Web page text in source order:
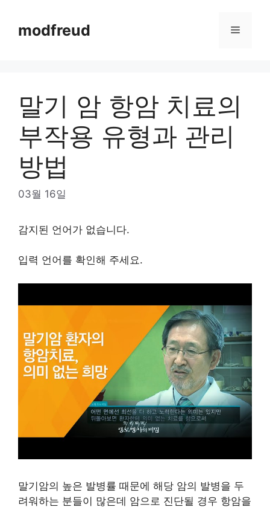
contentmodfreud Menu
말기 암 항암 치료의
부작용 유형과 관리
방법
03월 16일
감지된 언어가 없습니다.
입력 언어를 확인해 주세요.
말기암의 높은 발병률 때문에 해당 암의 발병을 두
려워하는 분들이 많은데 암으로 진단될 경우 항암을